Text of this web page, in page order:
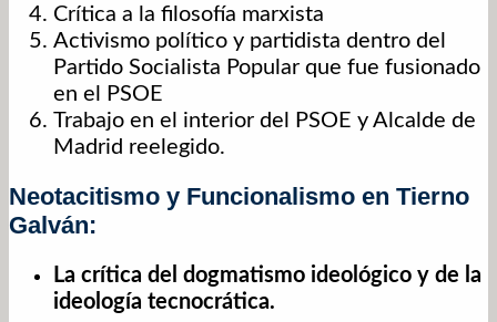
Crítica a la filosofía marxista
Activismo político y partidista dentro del
Partido Socialista Popular que fue fusionado
en el PSOE
Trabajo en el interior del PSOE y Alcalde de
Madrid reelegido.
Neotacitismo y Funcionalismo en Tierno
Galván:
La crítica del dogmatismo ideológico y de la
ideología tecnocrática.